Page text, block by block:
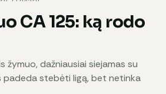
CA 125: ką rodo
žymuo, dažniausiai siejamas su
padeda stebėti ligą, bet netinka